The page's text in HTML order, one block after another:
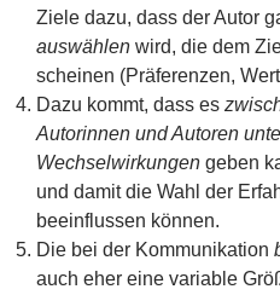
Ziele dazu, dass der Autor
auswählen wird, die dem
scheinen (Präferenzen,
Dazu kommt, dass es
Autorinnen und Autoren
Wechselwirkungen geben
und damit die Wahl der
beeinflussen können.
Die bei der Kommunikation
auch eher eine variable